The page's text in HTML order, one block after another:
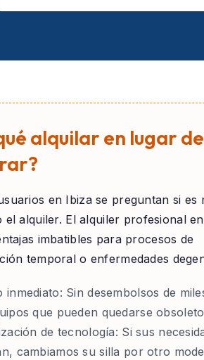
alquilar en lugar de
en Ibizase preguntan si es
el alquiler. El alquiler profesional
imbatibles para procesos de
temporal o enfermedades
inmediato: Sin desembolsos de
que pueden quedarse
de tecnología: Si sus
cambiamos su silla por otro